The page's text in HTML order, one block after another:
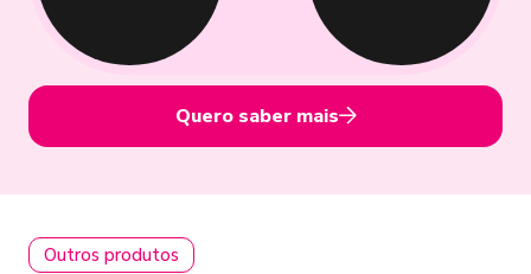
Quero saber mais
Outros produtos